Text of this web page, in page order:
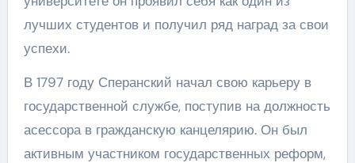
лучших студентов и получил ряд наград за свои
успехи.
В 1797 году Сперанский начал свою карьеру в
государственной службе, поступив на должность
асессора в гражданскую канцелярию. Он был
активным участником государственных реформ,